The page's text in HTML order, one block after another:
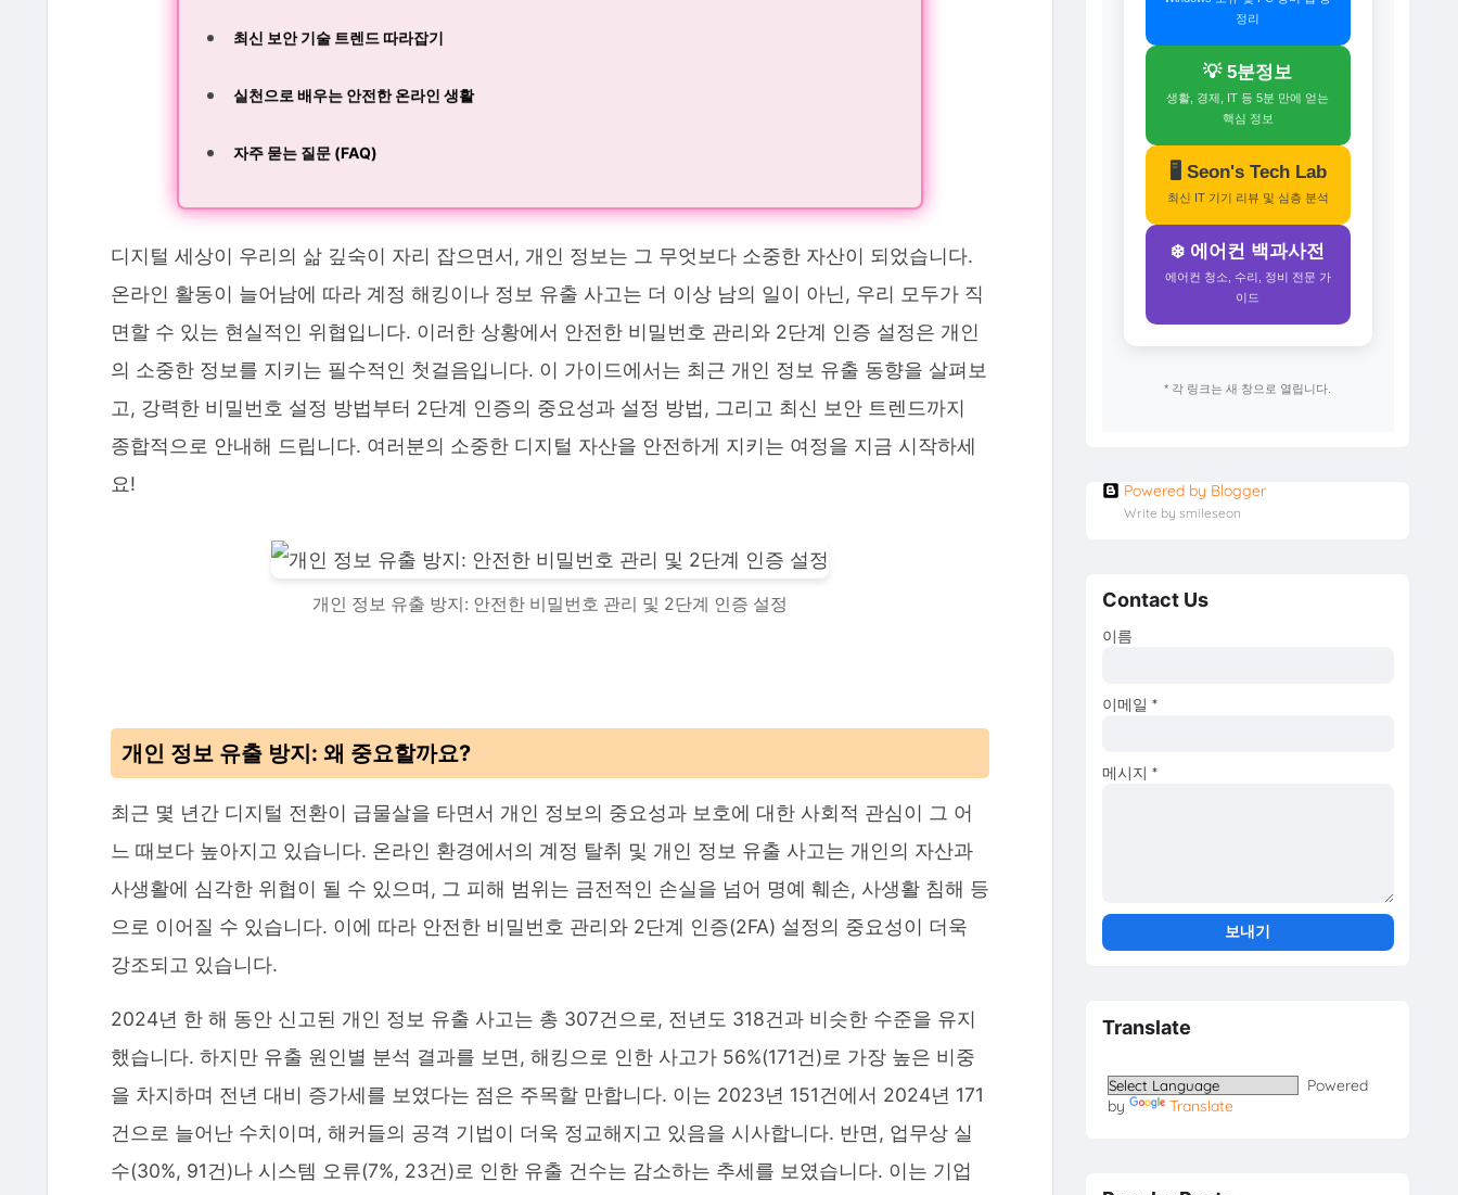
최신 보안 기술 트렌드 따라잡기
실천으로 배우는 안전한 온라인 생활
자주 묻는 질문 (FAQ)
디지털 세상이 우리의 삶 깊숙이 자리 잡으면서, 개인 정보는 그 무엇보다 소중한 자산이 되었습니다.
온라인 활동이 늘어남에 따라 계정 해킹이나 정보 유출 사고는 더 이상 남의 일이 아닌, 우리 모두가 직
면할 수 있는 현실적인 위협입니다. 이러한 상황에서 안전한 비밀번호 관리와 2단계 인증 설정은 개인
의 소중한 정보를 지키는 필수적인 첫걸음입니다. 이 가이드에서는 최근 개인 정보 유출 동향을 살펴보
고, 강력한 비밀번호 설정 방법부터 2단계 인증의 중요성과 설정 방법, 그리고 최신 보안 트렌드까지
종합적으로 안내해 드립니다. 여러분의 소중한 디지털 자산을 안전하게 지키는 여정을 지금 시작하세
요!
개인 정보 유출 방지: 안전한 비밀번호 관리 및 2단계 인증 설정
개인 정보 유출 방지: 왜 중요할까요?
최근 몇 년간 디지털 전환이 급물살을 타면서 개인 정보의 중요성과 보호에 대한 사회적 관심이 그 어
느 때보다 높아지고 있습니다. 온라인 환경에서의 계정 탈취 및 개인 정보 유출 사고는 개인의 자산과
사생활에 심각한 위협이 될 수 있으며, 그 피해 범위는 금전적인 손실을 넘어 명예 훼손, 사생활 침해 등
으로 이어질 수 있습니다. 이에 따라 안전한 비밀번호 관리와 2단계 인증(2FA) 설정의 중요성이 더욱
강조되고 있습니다.
2024년 한 해 동안 신고된 개인 정보 유출 사고는 총 307건으로, 전년도 318건과 비슷한 수준을 유지
했습니다. 하지만 유출 원인별 분석 결과를 보면, 해킹으로 인한 사고가 56%(171건)로 가장 높은 비중
을 차지하며 전년 대비 증가세를 보였다는 점은 주목할 만합니다. 이는 2023년 151건에서 2024년 171
건으로 늘어난 수치이며, 해커들의 공격 기법이 더욱 정교해지고 있음을 시사합니다. 반면, 업무상 실
수(30%, 91건)나 시스템 오류(7%, 23건)로 인한 유출 건수는 감소하는 추세를 보였습니다. 이는 기업
정리
💡 5분정보
생활, 경제, IT 등 5분 만에 얻는
핵심 정보
🖥️ Seon's Tech Lab
최신 IT 기기 리뷰 및 심층 분석
❄️ 에어컨 백과사전
에어컨 청소, 수리, 정비 전문 가
이드
* 각 링크는 새 창으로 열립니다.
Powered by Blogger
Write by smileseon
Contact Us
이름
이메일 *
메시지 *
Translate
Powered
by
Translate